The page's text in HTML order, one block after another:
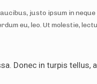
justo ipsum in
eu, leo. Ut molestie,
Donec in turpis tellus,